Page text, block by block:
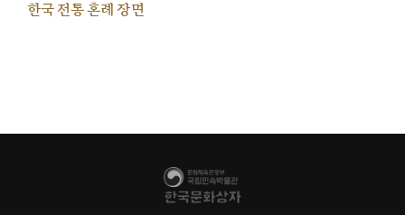
한국 전통 혼례 장면